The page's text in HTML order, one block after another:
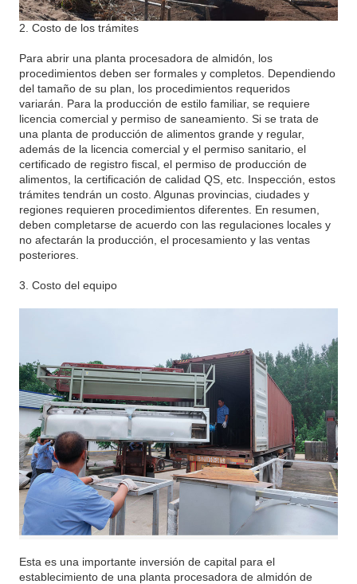
2. Costo de los trámites
Para abrir una planta procesadora de almidón, los
procedimientos deben ser formales y completos. Dependiendo
del tamaño de su plan, los procedimientos requeridos
variarán. Para la producción de estilo familiar, se requiere
licencia comercial y permiso de saneamiento. Si se trata de
una planta de producción de alimentos grande y regular,
además de la licencia comercial y el permiso sanitario, el
certificado de registro fiscal, el permiso de producción de
alimentos, la certificación de calidad QS, etc. Inspección, estos
trámites tendrán un costo. Algunas provincias, ciudades y
regiones requieren procedimientos diferentes. En resumen,
deben completarse de acuerdo con las regulaciones locales y
no afectarán la producción, el procesamiento y las ventas
posteriores.
3. Costo del equipo
Esta es una importante inversión de capital para el
establecimiento de una planta procesadora de almidón de